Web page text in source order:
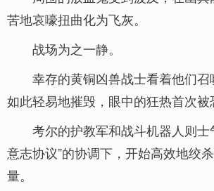
苦地哀嚎扭曲化为飞灰。
战场为之一静。
幸存的黄铜凶兽战士看着他们召
如此轻易地摧毁，眼中的狂热首次被
考尔的护教军和战斗机器人则士
意志协议”的协调下，开始高效地绞
量。